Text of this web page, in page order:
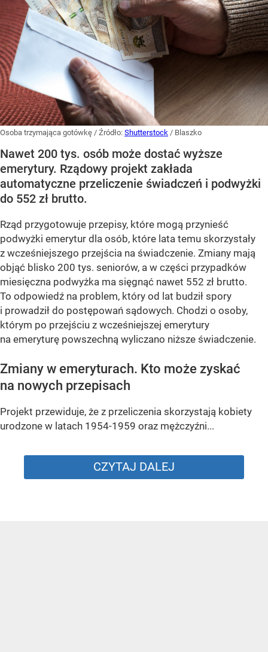
Osoba trzymająca gotówkę / Źródło: Shutterstock / Blaszko
Nawet 200 tys. osób może dostać wyższe
emerytury. Rządowy projekt zakłada
automatyczne przeliczenie świadczeń i podwyżki
do 552 zł brutto.
Rząd przygotowuje przepisy, które mogą przynieść
podwyżki emerytur dla osób, które lata temu skorzystały
z wcześniejszego przejścia na świadczenie. Zmiany mają
objąć blisko 200 tys. seniorów, a w części przypadków
miesięczna podwyżka ma sięgnąć nawet 552 zł brutto.
To odpowiedź na problem, który od lat budził spory
i prowadził do postępowań sądowych. Chodzi o osoby,
którym po przejściu z wcześniejszej emerytury
na emeryturę powszechną wyliczano niższe świadczenie.
Zmiany w emeryturach. Kto może zyskać
na nowych przepisach
Projekt przewiduje, że z przeliczenia skorzystają kobiety
urodzone w latach 1954-1959 oraz mężczyźni...
CZYTAJ DALEJ